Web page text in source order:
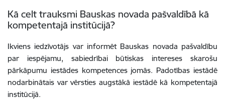
Kā celt trauksmi Bauskas novada pašvaldībā kā
kompetentajā institūcijā?
Ikviens iedzīvotājs var informēt Bauskas novada pašvaldību
par iespējamu, sabiedrībai būtiskas intereses skarošu
pārkāpumu iestādes kompetences jomās. Padotības iestādē
nodarbinātais var vērsties augstākā iestādē kā kompetentajā
institūcijā.